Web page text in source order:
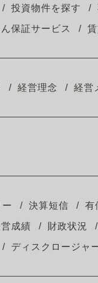
投資物件を探す
保証サービス
経営理念 経営
ー 決算短信 有
成績 財政状況
ディスクロージャ